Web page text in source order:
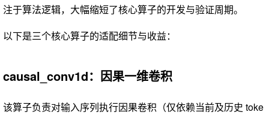
注于算法逻辑，大幅缩短了核心算子的开发与验证周期。
以下是三个核心算子的适配细节与收益：
causal_conv1d：因果一维卷积
该算子负责对输入序列执行因果卷积（仅依赖当前及历史 toke